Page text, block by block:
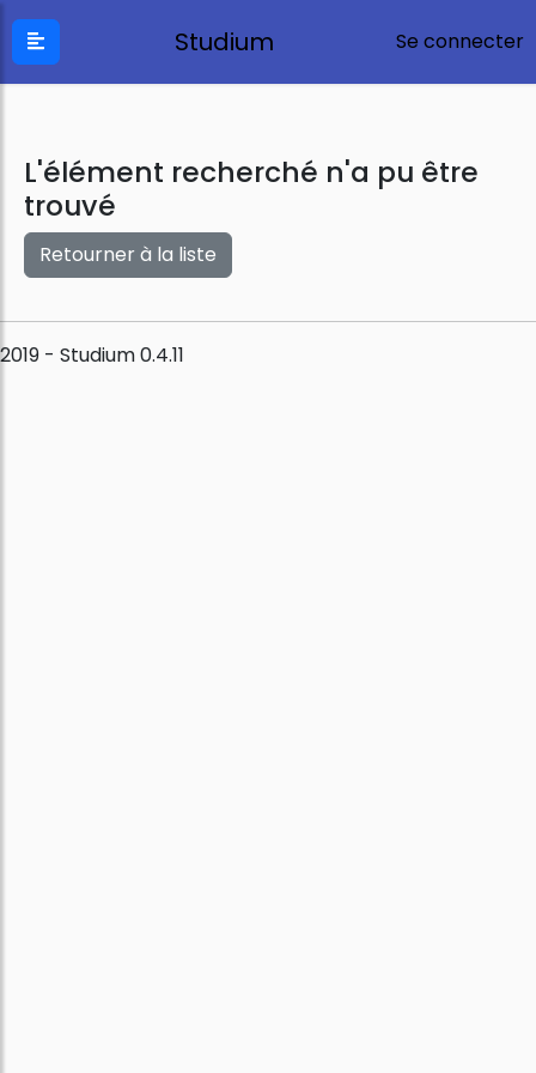
Studium Se connecter
L'élément recherché n'a pu être
trouvé
Retourner à la liste
2019 - Studium 0.4.11